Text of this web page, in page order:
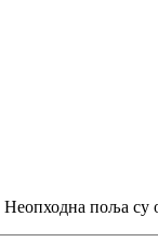
Неопходна поља су